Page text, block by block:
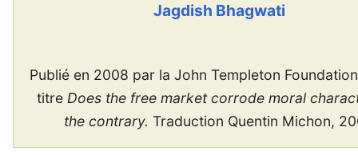
Jagdish Bhagwati
Publié en 2008 par la John Templeton
titre Does the free market corrode moral
the contrary. Traduction Quentin Michon,